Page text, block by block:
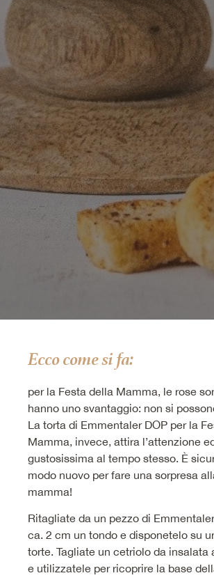
Ecco come si fa:
per la Festa della Mamma, le rose
hanno uno svantaggio: non si
La torta di Emmentaler DOP per la
Mamma, invece, attira l’attenzione
gustosissima al tempo stesso. È
modo nuovo per fare una sorpresa
mamma!
Ritagliate da un pezzo di
ca. 2 cm un tondo e disponetelo su
torte. Tagliate un cetriolo da insalata
e utilizzatele per ricoprire la base